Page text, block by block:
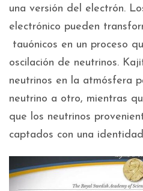
una versión del electrón.
electrónico pueden
tauónicos en un proceso
oscilación de neutrinos.
neutrinos en la atmósfera
neutrino a otro, mientras
que los neutrinos
captados con una